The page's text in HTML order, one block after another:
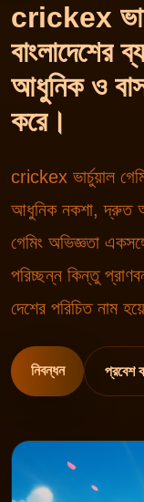
crickex
বাংলাদেশের
আধুনিক ও
করে।
crickex ভার্চুয়াল
আধুনিক নকশা, দ্রুত
গেমিং অভিজ্ঞতা
পরিচ্ছন্ন কিন্তু
দেশের পরিচিত নাম
নিবন্ধন প্রবেশ